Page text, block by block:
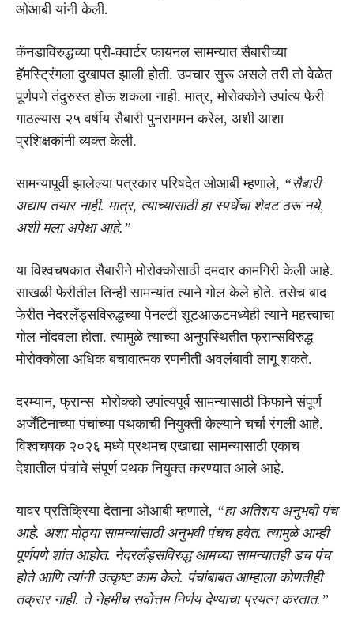
ओआबी यांनी केली.
कॅनडाविरुद्धच्या प्री-क्वार्टर फायनल सामन्यात सैबारीच्या
हॅमस्ट्रिंगला दुखापत झाली होती. उपचार सुरू असले तरी तो वेळेत
पूर्णपणे तंदुरुस्त होऊ शकला नाही. मात्र, मोरोक्कोने उपांत्य फेरी
गाठल्यास २५ वर्षीय सैबारी पुनरागमन करेल, अशी आशा
प्रशिक्षकांनी व्यक्त केली.
सामन्यापूर्वी झालेल्या पत्रकार परिषदेत ओआबी म्हणाले, “सैबारी
अद्याप तयार नाही. मात्र, त्याच्यासाठी हा स्पर्धेचा शेवट ठरू नये,
अशी मला अपेक्षा आहे.”
या विश्वचषकात सैबारीने मोरोक्कोसाठी दमदार कामगिरी केली आहे.
साखळी फेरीतील तिन्ही सामन्यांत त्याने गोल केले होते. तसेच बाद
फेरीत नेदरलँड्सविरुद्धच्या पेनल्टी शूटआऊटमध्येही त्याने महत्त्वाचा
गोल नोंदवला होता. त्यामुळे त्याच्या अनुपस्थितीत फ्रान्सविरुद्ध
मोरोक्कोला अधिक बचावात्मक रणनीती अवलंबावी लागू शकते.
दरम्यान, फ्रान्स–मोरोक्को उपांत्यपूर्व सामन्यासाठी फिफाने संपूर्ण
अर्जेंटिनाच्या पंचांच्या पथकाची नियुक्ती केल्याने चर्चा रंगली आहे.
विश्वचषक २०२६ मध्ये प्रथमच एखाद्या सामन्यासाठी एकाच
देशातील पंचांचे संपूर्ण पथक नियुक्त करण्यात आले आहे.
यावर प्रतिक्रिया देताना ओआबी म्हणाले, “हा अतिशय अनुभवी पंच
आहे. अशा मोठ्या सामन्यांसाठी अनुभवी पंचच हवेत. त्यामुळे आम्ही
पूर्णपणे शांत आहोत. नेदरलँड्सविरुद्ध आमच्या सामन्यातही डच पंच
होते आणि त्यांनी उत्कृष्ट काम केले. पंचांबाबत आम्हाला कोणतीही
तक्रार नाही. ते नेहमीच सर्वोत्तम निर्णय देण्याचा प्रयत्न करतात.”